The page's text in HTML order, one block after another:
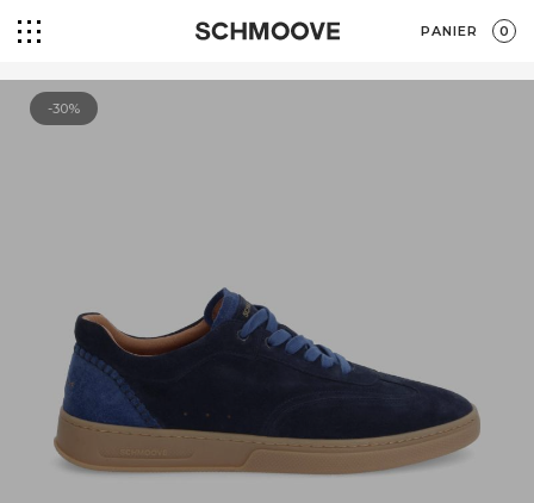
PANIER 0
-30%